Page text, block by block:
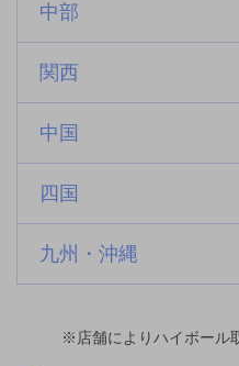
中部
関西
中国
四国
九州・沖縄
※店舗によりハイボール